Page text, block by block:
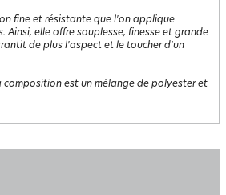
fine et résistante que l'on applique
Ainsi, elle offre souplesse, finesse et grande
de plus l'aspect et le toucher d'un
composition est un mélange de polyester et